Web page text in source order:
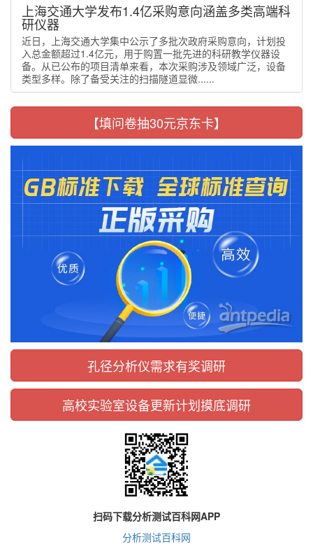
上海交通大学发布1.4亿采购意向涵盖多类高端科
研仪器
近日，上海交通大学集中公示了多批次政府采购意向，计划投
入总金额超过1.4亿元，用于购置一批先进的科研教学仪器设
备。从已公布的项目清单来看，本次采购涉及领域广泛，设备
类型多样。除了备受关注的扫描隧道显微......
【填问卷抽30元京东卡】
孔径分析仪需求有奖调研
高校实验室设备更新计划摸底调研
扫码下载分析测试百科网APP
分析测试百科网